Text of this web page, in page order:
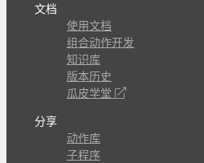
文档
使用文档
组合动作开发
知识库
版本历史
瓜皮学堂
分享
动作库
子程序